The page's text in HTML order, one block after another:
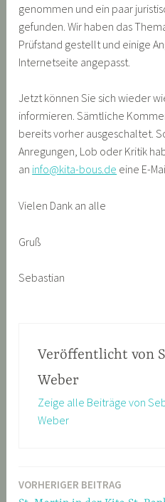
genommen und ein paar
gefunden. Wir haben das
Prüfstand gestellt und einige
Internetseite angepasst.
Jetzt können Sie sich wieder
informieren. Sämtliche
bereits vorher ausgeschaltet.
Anregungen, Lob oder Kritik
an info@kita-bous.de eine E-
Vielen Dank an alle
Gruß
Sebastian
Veröffentlicht von
Weber
Zeige alle Beiträge von
Weber
Beitragsnavigation
VORHERIGER BEITRAG